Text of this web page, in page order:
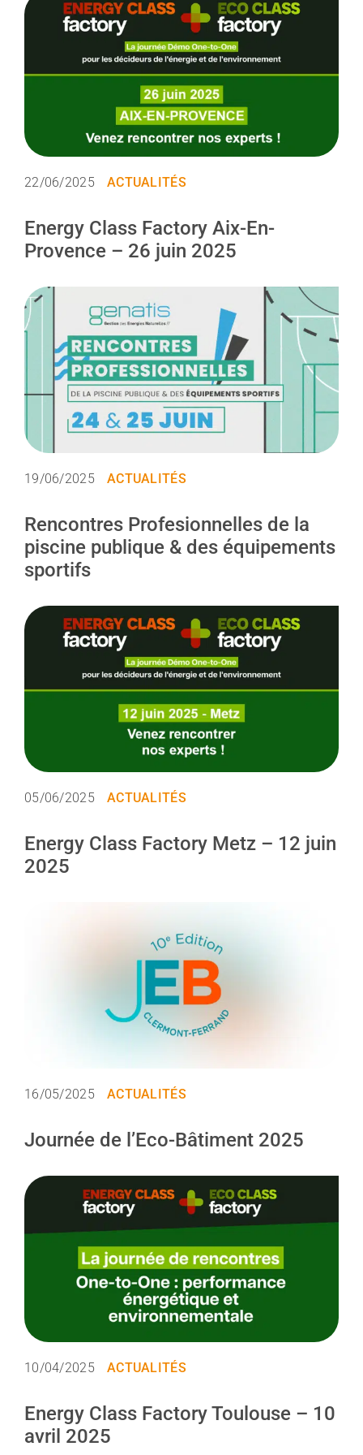
Demander une
22/06/2025 ACTUALITÉS
Energy Class Factory Aix-En-
Provence – 26 juin 2025
19/06/2025 ACTUALITÉS
Rencontres Profesionnelles de la
piscine publique & des équipements
sportifs
05/06/2025 ACTUALITÉS
Energy Class Factory Metz – 12 juin
2025
16/05/2025 ACTUALITÉS
Journée de l’Eco-Bâtiment 2025
10/04/2025 ACTUALITÉS
Energy Class Factory Toulouse – 10
avril 2025